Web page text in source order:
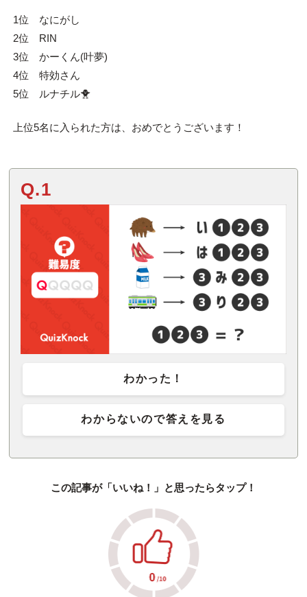
1位 なにがし
2位 RIN
3位 かーくん(叶夢)
4位 特効さん
5位 ルナチル🐥
上位5名に入られた方は、おめでとうございます！
Q.1
わかった！
わからないので答えを見る
この記事が「いいね！」と思ったらタップ！